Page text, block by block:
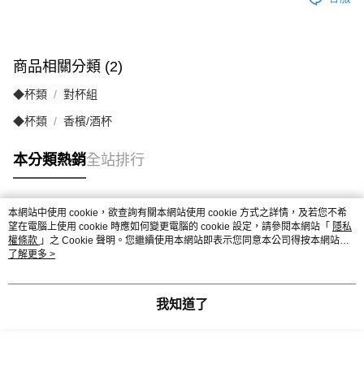
商品相關分類 (2)
◆杯類 對杯組
◆杯類 香檳/酒杯
本分類熱銷全站排行
熱門標籤
本網站中使用 cookie，欲查詢有關本網站使用 cookie 方式之詳情，及若您不希
望在電腦上使用 cookie 時應如何變更電腦的 cookie 設定，請參閱本網站「 隱私
權條款 」之 Cookie 聲明。您繼續使用本網站即表示您同意本公司得按本網站使
用條款之 Cookie 聲明使用 cookie。
了解更多 >
我知道了